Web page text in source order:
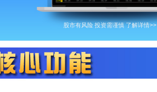
股市有风险 投资需谨慎 了解详情>>